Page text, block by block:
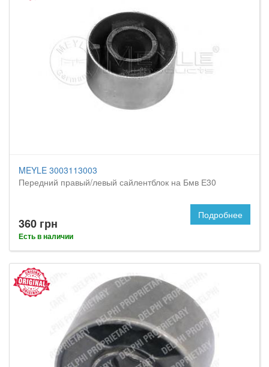
MEYLE 3003113003
Передний правый/левый сайлентблок на Бмв Е30
360 грн
Есть в наличии
Подробнее